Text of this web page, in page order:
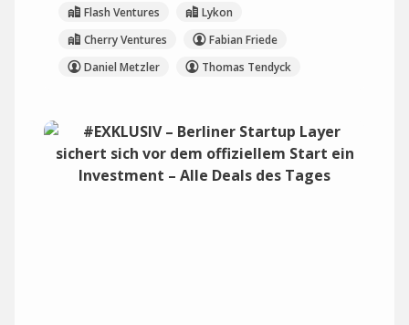
Flash Ventures
Lykon
Cherry Ventures
Fabian Friede
Daniel Metzler
Thomas Tendyck